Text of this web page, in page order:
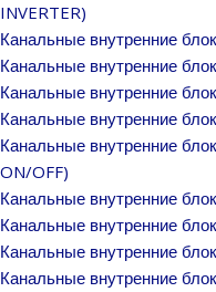
INVERTER)
Канальные внутренние
Канальные внутренние
Канальные внутренние
Канальные внутренние
Канальные внутренние
ON/OFF)
Канальные внутренние
Канальные внутренние
Канальные внутренние
Канальные внутренние